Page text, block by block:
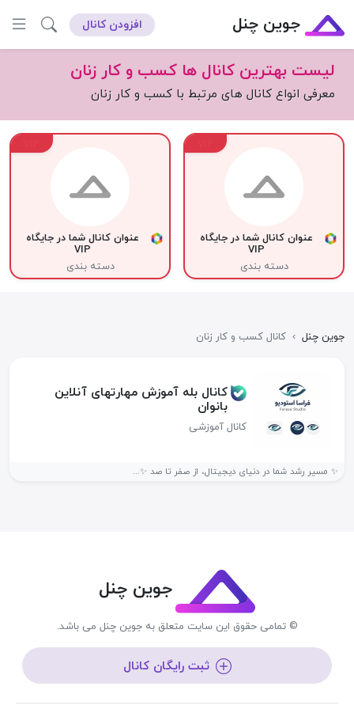
جوین چنل افزودن کانال
لیست بهترین کانال ها کسب و کار زنان
معرفی انواع کانال های مرتبط با کسب و کار زنان
عنوان کانال شما در جایگاه
VIP
دسته بندی
عنوان کانال شما در جایگاه
VIP
دسته بندی
جوین چنل › کانال کسب و کار زنان
کانال بله آموزش مهارتهای آنلاین
بانوان
کانال آموزشی
✨ مسیر رشد شما در دنیای دیجیتال، از صفر تا صد ✨...
جوین چنل
© تمامی حقوق این سایت متعلق به جوین چنل می باشد.
ثبت رایگان کانال